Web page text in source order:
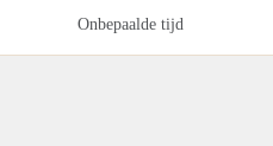
Onbepaalde tijd